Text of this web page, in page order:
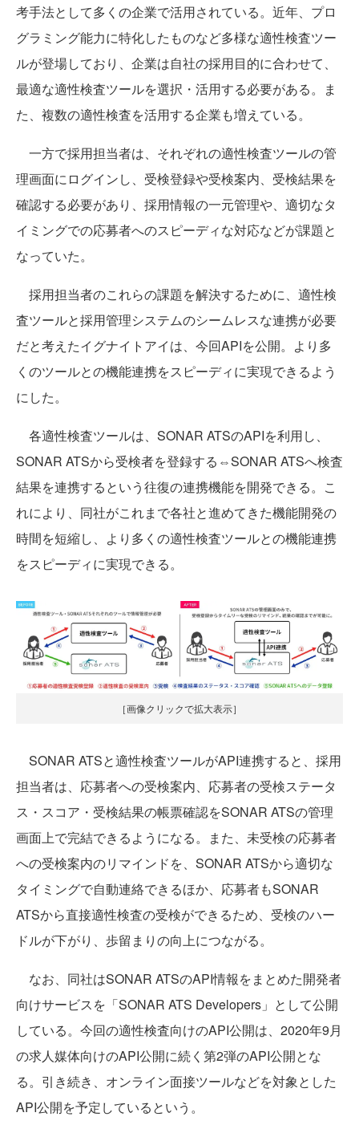
考手法として多くの企業で活用されている。近年、プロ
グラミング能力に特化したものなど多様な適性検査ツー
ルが登場しており、企業は自社の採用目的に合わせて、
最適な適性検査ツールを選択・活用する必要がある。ま
た、複数の適性検査を活用する企業も増えている。
一方で採用担当者は、それぞれの適性検査ツールの管
理画面にログインし、受検登録や受検案内、受検結果を
確認する必要があり、採用情報の一元管理や、適切なタ
イミングでの応募者へのスピーディな対応などが課題と
なっていた。
採用担当者のこれらの課題を解決するために、適性検
査ツールと採用管理システムのシームレスな連携が必要
だと考えたイグナイトアイは、今回APIを公開。より多
くのツールとの機能連携をスピーディに実現できるよう
にした。
各適性検査ツールは、SONAR ATSのAPIを利用し、
SONAR ATSから受検者を登録する⇔SONAR ATSへ検査
結果を連携するという往復の連携機能を開発できる。こ
れにより、同社がこれまで各社と進めてきた機能開発の
時間を短縮し、より多くの適性検査ツールとの機能連携
をスピーディに実現できる。
［画像クリックで拡大表示］
SONAR ATSと適性検査ツールがAPI連携すると、採用
担当者は、応募者への受検案内、応募者の受検ステータ
ス・スコア・受検結果の帳票確認をSONAR ATSの管理
画面上で完結できるようになる。また、未受検の応募者
への受検案内のリマインドを、SONAR ATSから適切な
タイミングで自動連絡できるほか、応募者もSONAR
ATSから直接適性検査の受検ができるため、受検のハー
ドルが下がり、歩留まりの向上につながる。
なお、同社はSONAR ATSのAPI情報をまとめた開発者
向けサービスを「SONAR ATS Developers」として公開
している。今回の適性検査向けのAPI公開は、2020年9月
の求人媒体向けのAPI公開に続く第2弾のAPI公開とな
る。引き続き、オンライン面接ツールなどを対象とした
API公開を予定しているという。